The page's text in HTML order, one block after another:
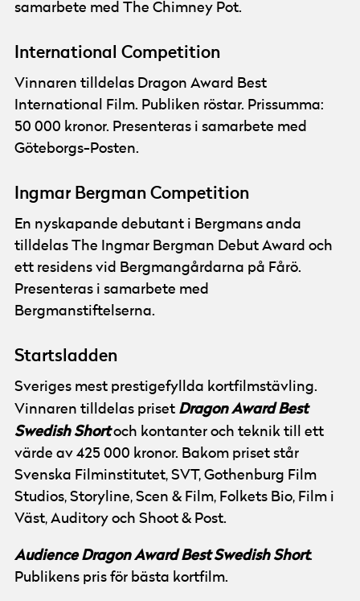
samarbete med The Chimney Pot.
International Competition
Vinnaren tilldelas Dragon Award Best
International Film. Publiken röstar. Prissumma:
50 000 kronor. Presenteras i samarbete med
Göteborgs-Posten.
Ingmar Bergman Competition
En nyskapande debutant i Bergmans anda
tilldelas The Ingmar Bergman Debut Award och
ett residens vid Bergmangårdarna på Fårö.
Presenteras i samarbete med
Bergmanstiftelserna.
Startsladden
Sveriges mest prestigefyllda kortfilmstävling.
Vinnaren tilldelas priset Dragon Award Best
Swedish Shortoch kontanter och teknik till ett
värde av 425 000 kronor. Bakom priset står
Svenska Filminstitutet, SVT, Gothenburg Film
Studios, Storyline, Scen & Film, Folkets Bio, Film i
Väst, Auditory och Shoot & Post.
Audience Dragon Award Best Swedish Short.
Publikens pris för bästa kortfilm.